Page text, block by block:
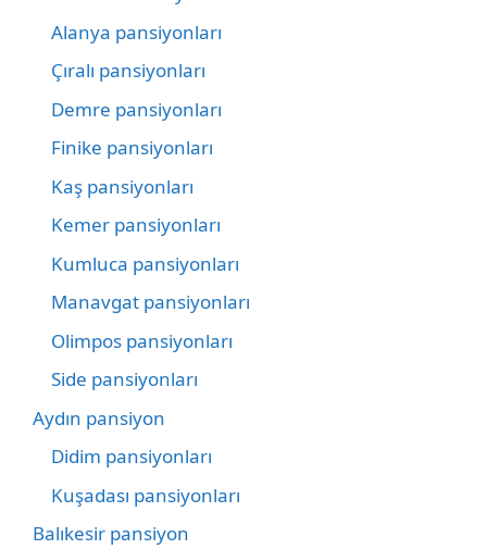
Alanya pansiyonları
Çıralı pansiyonları
Demre pansiyonları
Finike pansiyonları
Kaş pansiyonları
Kemer pansiyonları
Kumluca pansiyonları
Manavgat pansiyonları
Olimpos pansiyonları
Side pansiyonları
Aydın pansiyon
Didim pansiyonları
Kuşadası pansiyonları
Balıkesir pansiyon